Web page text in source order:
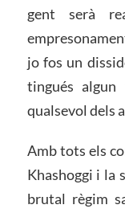
gent serà
jo fos un
tingués algun
qualsevol dels
Amb tots els
Khashoggi i la
brutal règim